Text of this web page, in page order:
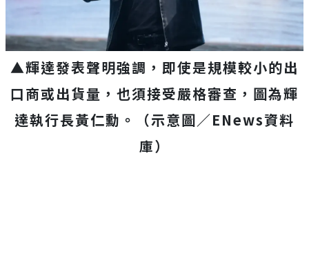
▲輝達發表聲明強調，即使是規模較小的出
口商或出貨量，也須接受嚴格審查，圖為輝
達執行長黃仁勳。（示意圖／ENews資料
庫）